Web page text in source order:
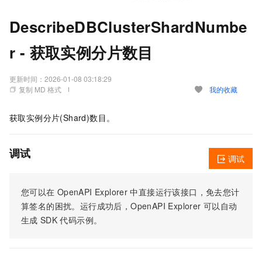
DescribeDBClusterShardNumbe
r - 获取实例分片数目
更新时间： 2026-01-08 03:18:29
复制 MD 格式
我的收藏
获取实例分片(Shard)数目。
调试
您可以在 OpenAPI Explorer 中直接运行该接口，免去您计
算签名的困扰。运行成功后，OpenAPI Explorer 可以自动
生成 SDK 代码示例。
调试